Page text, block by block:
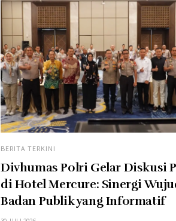
BERITA TERKINI
Divhumas Polri Gelar Diskusi
di Hotel Mercure: Sinergi
Badan Publik yang Informatif